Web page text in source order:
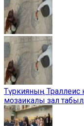
Түркияның
мозаикалы зал